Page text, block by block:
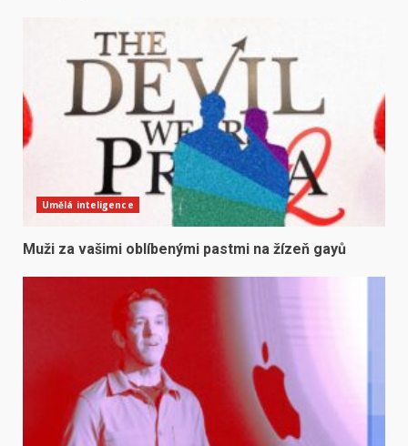
Umělá inteligence
Muži za vašimi oblíbenými pastmi na žízeň gayů